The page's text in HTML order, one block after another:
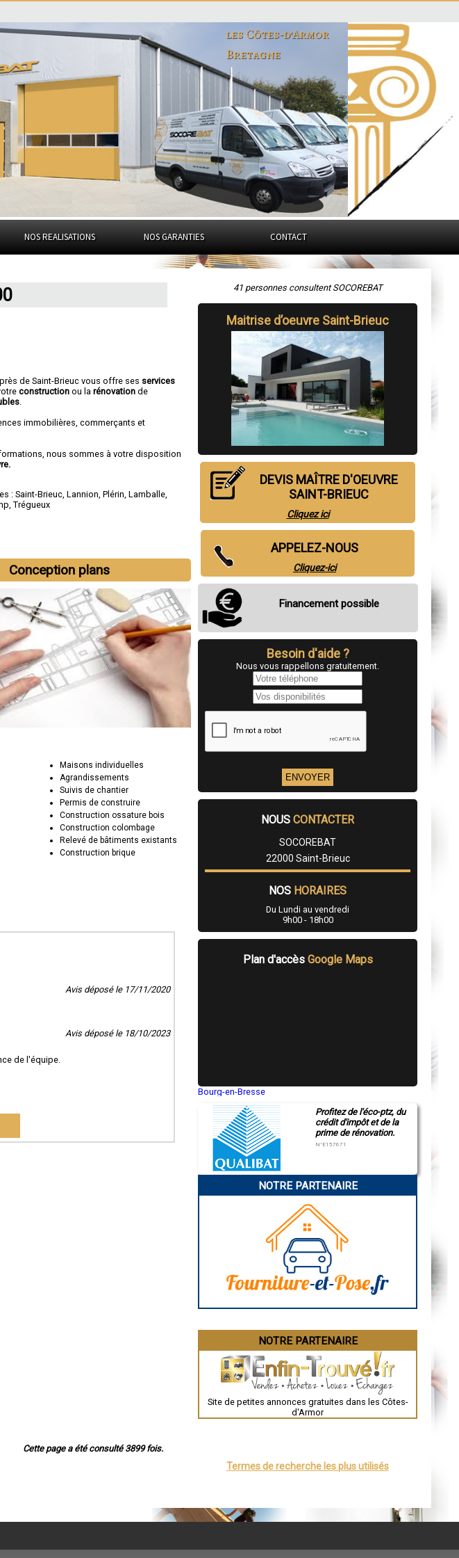
les Côtes-d'Armor
Bretagne
NOS REALISATIONS NOS GARANTIES CONTACT
de Saint-Brieuc vous offre ses services
construction ou larénovation de
immobilières, commerçants et
nous sommes à votre disposition
:Saint-Brieuc ,Lannion ,Plérin ,Lamballe
,Trégueux
Conception plans
Maisons individuelles
Agrandissements
Suivis de chantier
Permis de construire
Construction ossature bois
Construction colombage
Relevé de bâtiments existants
Construction brique
Avis déposé le 17/11/2020
Avis déposé le 18/10/2023
de l'équipe.
Cette page a été consulté 3899 fois.
41 personnes consultent SOCOREBAT
Maitrise d’oeuvre Saint-Brieuc
DEVIS MAÎTRE D'OEUVRE
SAINT-BRIEUC
Cliquez ici
APPELEZ-NOUS
Cliquez-ici
Financement possible
Besoin d'aide ?
Nous vous rappellons gratuitement.
NOUS CONTACTER
SOCOREBAT
22000 Saint-Brieuc
NOS HORAIRES
Du Lundi au vendredi
9h00 - 18h00
Plan d'accès Google Maps
Bourg-en-Bresse
Montluçon
Manosque
Gap
Charleville-Mézières
Pamiers
Narbonne
Brive-la-Gaillarde
Guéret
Besançon
Évreux
Chartres
Nîmes
Auch
Grenoble
Saint-Étienne
Le Puy-en-Velay
Cahors
Profitez de l'éco-ptz, du
crédit d'impôt et de la
prime de rénovation.
N°E157671
NOTRE PARTENAIRE
NOTRE PARTENAIRE
Site de petites annonces gratuites dans les Côtes-
d'Armor
Termes de recherche les plus utilisés